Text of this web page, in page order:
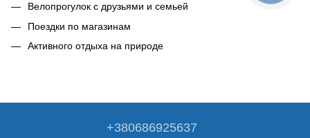
Велопрогулок с друзьями и семьей
Поездки по магазинам
Активного отдыха на природе
+380686925637